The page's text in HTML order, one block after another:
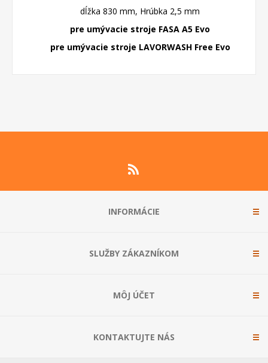
dĺžka 830 mm, Hrúbka 2,5 mm
pre umývacie stroje FASA A5 Evo
pre umývacie stroje LAVORWASH Free Evo
INFORMÁCIE
SLUŽBY ZÁKAZNÍKOM
MÔJ ÚČET
KONTAKTUJTE NÁS